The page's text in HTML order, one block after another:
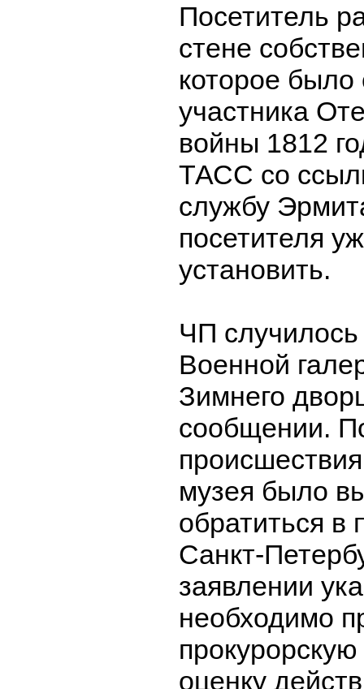
Посетитель
стене
которое было
участника
войны 1812
ТАСС со
службу
посетителя
установить.
ЧП случилось
Военной
Зимнего
сообщении.
музея было
обратиться в
Санкт-
заявлении
необходимо
оценку